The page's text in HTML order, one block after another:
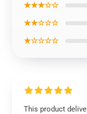
★★★☆☆
★★☆☆☆
★☆☆☆☆
This product